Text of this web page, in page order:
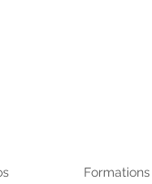
Formations